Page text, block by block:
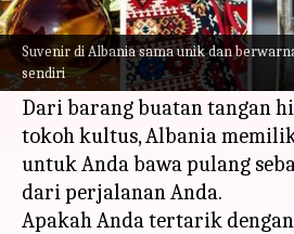
Suvenir di Albania sama unik dan
sendiri
Terletak di jantung Balkan,
menawarkan budaya yang
pemandangan yang indah.
Dari barang buatan tangan
tokoh kultus, Albania
untuk Anda bawa pulang
dari perjalanan Anda.
Apakah Anda tertarik